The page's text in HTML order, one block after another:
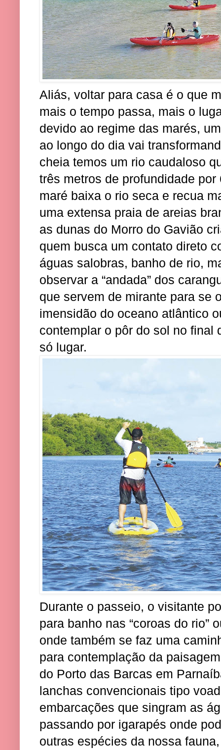
Aliás, voltar para casa é o que
mais o tempo passa, mais o
devido ao regime das marés,
ao longo do dia vai
cheia temos um rio caudaloso
três metros de profundidade
maré baixa o rio seca e recua
uma extensa praia de areias
as dunas do Morro do Gavião
quem busca um contato direto
águas salobras, banho de rio,
observar a “andada” dos
que servem de mirante para se
imensidão do oceano atlântico
contemplar o pôr do sol no final
só lugar.
Durante o passeio, o visitante
para banho nas “coroas do rio”
onde também se faz uma
para contemplação da
do Porto das Barcas em
lanchas convencionais tipo
embarcações que singram as
passando por igarapés onde
outras espécies da nossa